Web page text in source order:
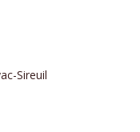
Sireuil